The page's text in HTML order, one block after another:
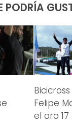
PODRÍA
Felipe
el oro